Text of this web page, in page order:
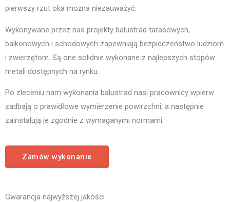
pierwszy rzut oka można niezauważyć.
Wykonywane przez nas projekty balustrad tarasowych,
balkonowych i schodowych zapewniają bezpieczeństwo ludziom
i zwierzętom. Są one solidnie wykonane z najlepszych stopów
metali dostępnych na rynku.
Po zleceniu nam wykonania balustrad nasi pracownicy wpierw
zadbają o prawidłowe wymierzenie powirzchni, a następnie
zainstalują je zgodnie z wymaganymi normami.
Zamów wykonanie
Gwarancja najwyższej jakości